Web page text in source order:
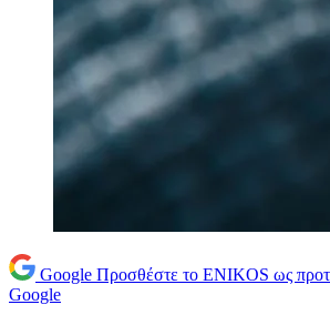
Google Προσθέστε το ENIKOS ως
Google